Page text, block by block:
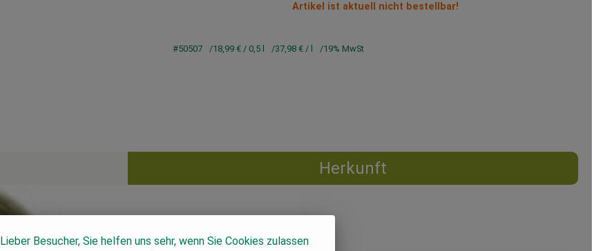
Artikel ist aktuell nicht bestellbar!
#50507 18,99 € / 0,5 l 37,98 € / l 19% MwSt
Herkunft
Lieber Besucher, Sie helfen uns sehr, wenn Sie Cookies zulassen